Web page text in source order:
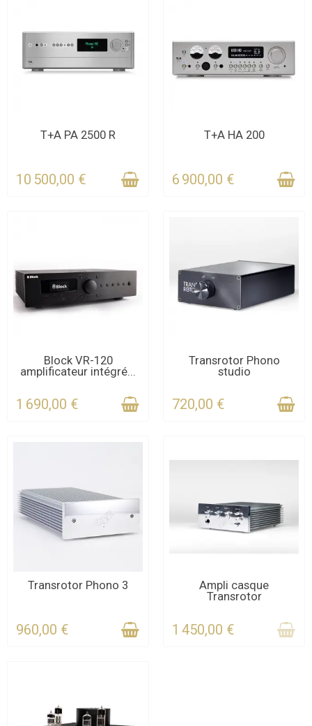
CONTACTEZ-NOUS
T+A PA 2500 R
10 500,00 €
CONTACTEZ-NOUS
T+A HA 200
6 900,00 €
DERNIERS ARTICLES EN
STOCK
Block VR-120
amplificateur intégré...
1 690,00 €
CONTACTEZ-NOUS
POUR LE DÉLAI
Transrotor Phono
studio
720,00 €
CONTACTEZ-NOUS
Transrotor Phono 3
960,00 €
CONTACTEZ-NOUS
POUR LE STOCK
Ampli casque
Transrotor
1 450,00 €